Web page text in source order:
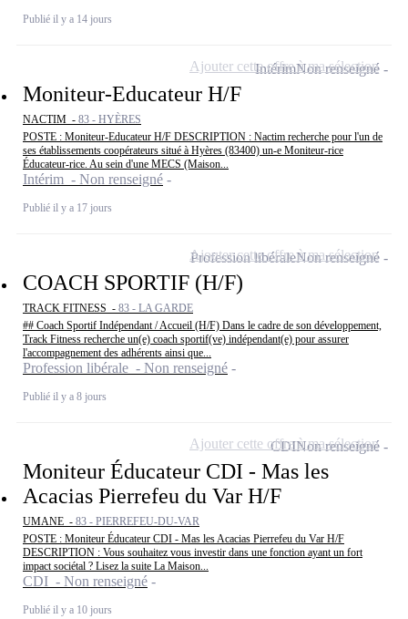
Publié il y a 14 jours
Moniteur-Educateur H/F
NACTIM - 83 - HYÈRES
POSTE : Moniteur-Educateur H/F DESCRIPTION : Nactim recherche pour l'un de
ses établissements coopérateurs situé à Hyères (83400) un-e Moniteur-rice
Éducateur-rice. Au sein d'une MECS (Maison...
Intérim - Non renseigné
Publié il y a 17 jours
IntérimNon renseigné
Ajouter cette offre à ma sélection
COACH SPORTIF (H/F)
TRACK FITNESS - 83 - LA GARDE
## Coach Sportif Indépendant / Accueil (H/F) Dans le cadre de son développement,
Track Fitness recherche un(e) coach sportif(ve) indépendant(e) pour assurer
l'accompagnement des adhérents ainsi que...
Profession libérale - Non renseigné
Publié il y a 8 jours
Profession libéraleNon renseigné
Ajouter cette offre à ma sélection
Moniteur Éducateur CDI - Mas les
Acacias Pierrefeu du Var H/F
UMANE - 83 - PIERREFEU-DU-VAR
POSTE : Moniteur Éducateur CDI - Mas les Acacias Pierrefeu du Var H/F
DESCRIPTION : Vous souhaitez vous investir dans une fonction ayant un fort
impact sociétal ? Lisez la suite La Maison...
CDI - Non renseigné
Publié il y a 10 jours
CDINon renseigné
Ajouter cette offre à ma sélection